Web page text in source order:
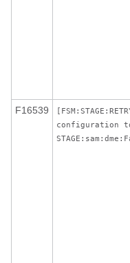
F16539
configuration